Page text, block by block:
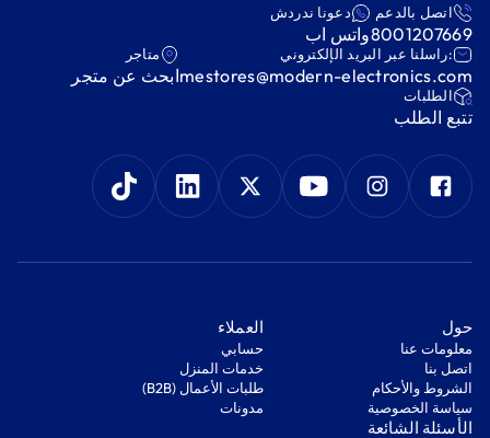
اتصل بالدعم
8001207669
دعونا ندردش
واتس اب
:راسلنا عبر البريد الإلكتروني
mestores@modern-electronics.com
متاجر
ابحث عن متجر
‫الطلبات‬
‫تتبع الطلب‬
‫حول‬
معلومات عنا
اتصل بنا
‫الشروط والأحكام‬
‫سياسة الخصوصية‬
‫العملاء‬
‫حسابي‬
‫خدمات المنزل‬
‫طلبات الأعمال (B2B)‬
مدونات
‫الأسئلة الشائعة‬